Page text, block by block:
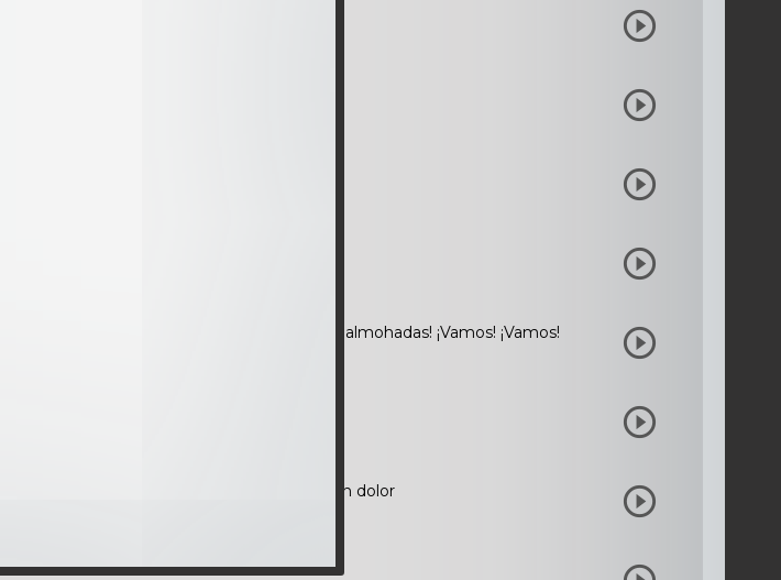
visual
dos valdes de bario
cualquier cosa ... ¿verdad?
mejor, ¿de acuerdo?
la caca de ciervo y tengamos peleas de almohadas! ¡Vamos! ¡Vamos!
veces el dolor de una séptima parte de un dolor